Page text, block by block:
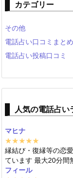
カテゴリー
その他
電話占い口コミまとめ
電話占い投稿口コミ
人気の電話占い
マヒナ
★★★★★
縁結び・復縁等の恋
ています 最大20分間
フィール